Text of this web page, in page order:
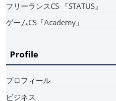
フリーランスCS 『STATUS』
ゲームCS『Academy』
Profile
プロフィール
ビジネス